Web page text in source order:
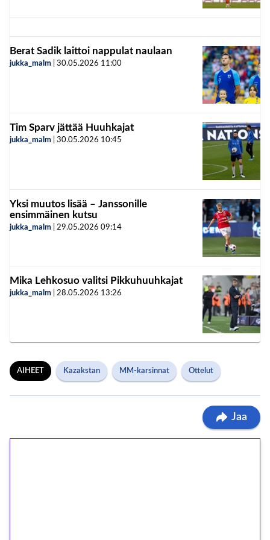
Berat Sadik laittoi nappulat naulaan
jukka_malm 30.05.2026 11:00
Tim Sparv jättää Huuhkajat
jukka_malm 30.05.2026 10:45
Yksi muutos lisää – Janssonille
ensimmäinen kutsu
jukka_malm 29.05.2026 09:14
Mika Lehkosuo valitsi Pikkuhuuhkajat
jukka_malm 28.05.2026 13:26
AIHEET Kazakstan MM-karsinnat Ottelut
Jaa